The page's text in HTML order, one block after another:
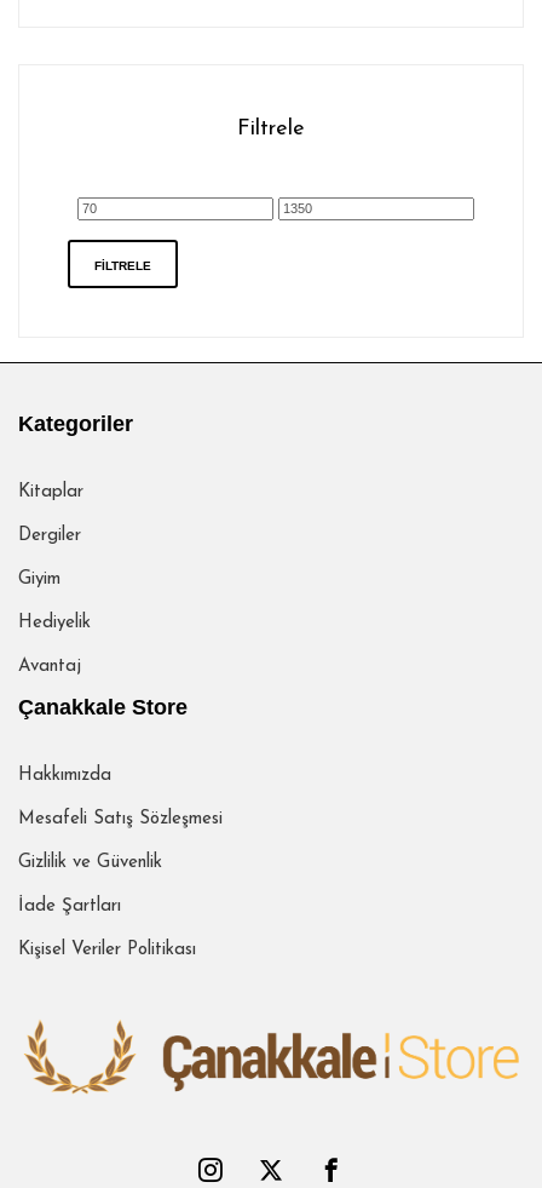
Filtrele
En
düşük
En
FILTRELE
Kategoriler
Kitaplar
Dergiler
Giyim
Hediyelik
Avantaj
Çanakkale Store
Hakkımızda
Mesafeli Satış Sözleşmesi
Gizlilik ve Güvenlik
İade Şartları
Kişisel Veriler Politikası